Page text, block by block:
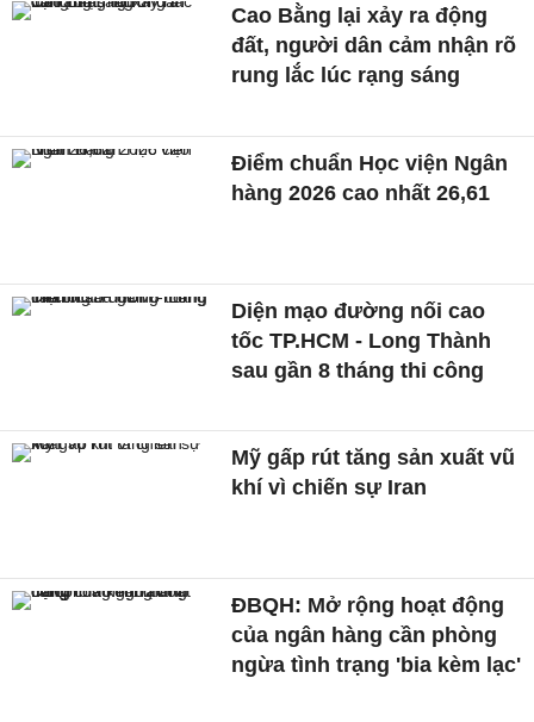
Cao Bằng lại xảy ra động
đất, người dân cảm nhận rõ
rung lắc lúc rạng sáng
Điểm chuẩn Học viện Ngân
hàng 2026 cao nhất 26,61
Diện mạo đường nối cao
tốc TP.HCM - Long Thành
sau gần 8 tháng thi công
Mỹ gấp rút tăng sản xuất vũ
khí vì chiến sự Iran
ĐBQH: Mở rộng hoạt động
của ngân hàng cần phòng
ngừa tình trạng 'bia kèm lạc'